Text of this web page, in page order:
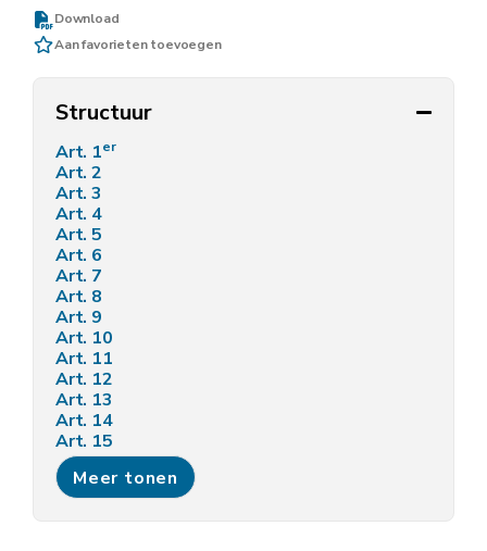
Download
Aan favorieten toevoegen
Structuur
Art. 1er
Art. 2
Art. 3
Art. 4
Art. 5
Art. 6
Art. 7
Art. 8
Art. 9
Art. 10
Art. 11
Art. 12
Art. 13
Art. 14
Art. 15
Art. 16
Meer tonen